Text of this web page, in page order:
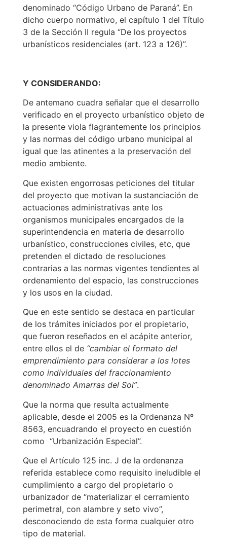
denominado “Código Urbano de Paraná”. En
dicho cuerpo normativo, el capítulo 1 del Título
3 de la Sección II regula “De los proyectos
urbanísticos residenciales (art. 123 a 126)”.
Y CONSIDERANDO:
De antemano cuadra señalar que el desarrollo
verificado en el proyecto urbanístico objeto de
la presente viola flagrantemente los principios
y las normas del código urbano municipal al
igual que las atinentes a la preservación del
medio ambiente.
Que existen engorrosas peticiones del titular
del proyecto que motivan la sustanciación de
actuaciones administrativas ante los
organismos municipales encargados de la
superintendencia en materia de desarrollo
urbanístico, construcciones civiles, etc, que
pretenden el dictado de resoluciones
contrarias a las normas vigentes tendientes al
ordenamiento del espacio, las construcciones
y los usos en la ciudad.
Que en este sentido se destaca en particular
de los trámites iniciados por el propietario,
que fueron reseñados en el acápite anterior,
entre ellos el de “cambiar el formato del
emprendimiento para considerar a los lotes
como individuales del fraccionamiento
denominado Amarras del Sol”.
Que la norma que resulta actualmente
aplicable, desde el 2005 es la Ordenanza Nº
8563, encuadrando el proyecto en cuestión
como “Urbanización Especial”.
Que el Artículo 125 inc. J de la ordenanza
referida establece como requisito ineludible el
cumplimiento a cargo del propietario o
urbanizador de “materializar el cerramiento
perimetral, con alambre y seto vivo”,
desconociendo de esta forma cualquier otro
tipo de material.